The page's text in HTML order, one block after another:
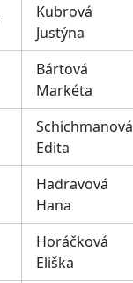
Kubrová
Justýna
Bártová
Markéta
Schichmanová
Edita
Hadravová
Hana
Horáčková
Eliška